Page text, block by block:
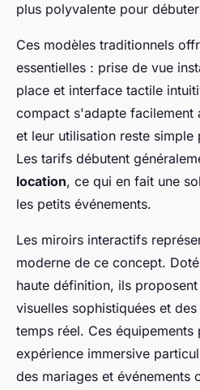
plus polyvalente pour
Ces modèles traditionnels
essentielles : prise de vue
place et interface tactile
compact s'adapte facilement
et leur utilisation reste simple
Les tarifs débutent
location, ce qui en fait une
les petits événements.
Les miroirs interactifs
moderne de ce concept.
haute définition, ils
visuelles sophistiquées et
temps réel. Ces équipements
expérience immersive
des mariages et événements